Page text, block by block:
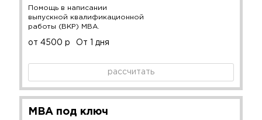
Помощь в написании
выпускной квалификационной
работы (ВКР) MBA.
от 4500 р От 1 дня
рассчитать
MBA под ключ